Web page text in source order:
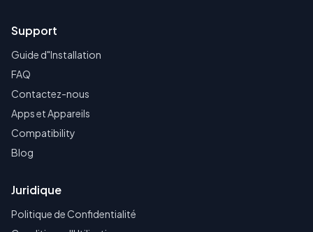
Support
Guide d"Installation
FAQ
Contactez-nous
Apps et Appareils
Compatibility
Blog
Juridique
Politique de Confidentialité